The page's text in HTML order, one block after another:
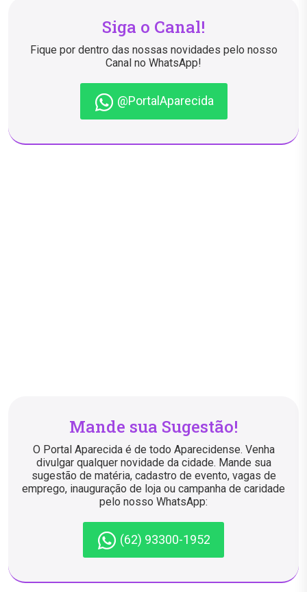
Siga o Canal!
Fique por dentro das nossas novidades pelo nosso
Canal no WhatsApp!
@PortalAparecida
Mande sua Sugestão!
O Portal Aparecida é de todo Aparecidense. Venha
divulgar qualquer novidade da cidade. Mande sua
sugestão de matéria, cadastro de evento, vagas de
emprego, inauguração de loja ou campanha de caridade
pelo nosso WhatsApp:
(62) 93300-1952